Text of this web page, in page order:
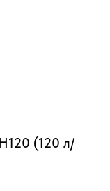
(120 л/